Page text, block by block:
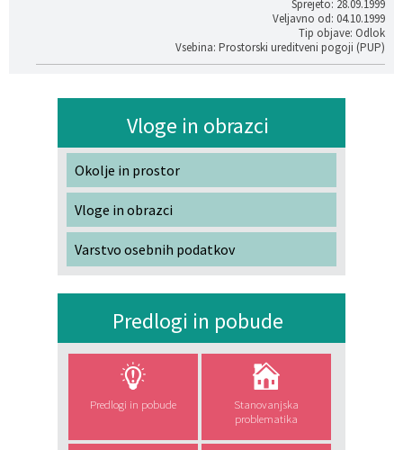
Sprejeto: 28.09.1999
Veljavno od: 04.10.1999
Tip objave: Odlok
Vsebina: Prostorski ureditveni pogoji (PUP)
Vloge in obrazci
Okolje in prostor
Vloge in obrazci
Varstvo osebnih podatkov
Predlogi in pobude
Predlogi in pobude
Stanovanjska
problematika